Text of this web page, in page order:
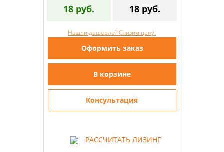
18 руб. 18 руб.
Нашли дешевле? Снизим цену!
Оформить заказ
В корзине
Консультация
РАССЧИТАТЬ ЛИЗИНГ